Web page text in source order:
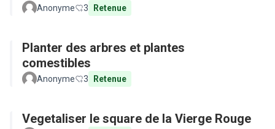
Anonyme 3 Retenue
Planter des arbres et plantes
comestibles
Anonyme 3 Retenue
Vegetaliser le square de la Vierge Rouge